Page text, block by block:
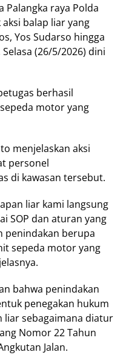
Palangka raya Polda
balap liar yang
Yos Sudarso hingga
(26/5/2026) dini
berhasil
motor yang
menjelaskan aksi
personel
di kawasan tersebut.
liar kami langsung
SOP dan aturan yang
penindakan berupa
sepeda motor yang
bahwa penindakan
penegakan hukum
liar sebagaimana diatur
Nomor 22 Tahun
Jalan.